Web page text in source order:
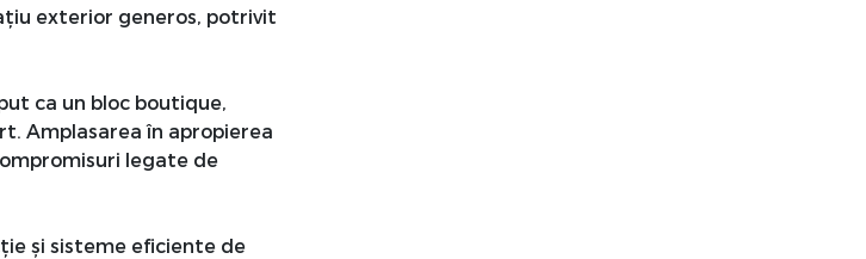
exterior generos, potrivit
ca un bloc boutique,
Amplasarea în apropierea
legate de
și sisteme eficiente de